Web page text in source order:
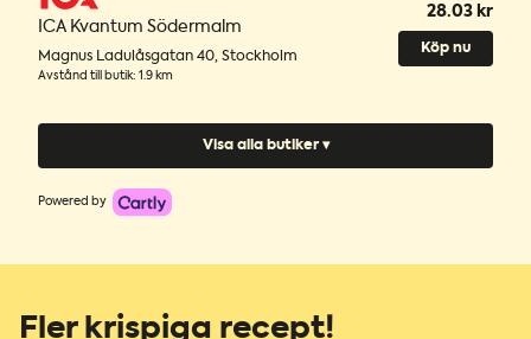
ICA Kvantum Södermalm
Magnus Ladulåsgatan 40, Stockholm
Avstånd till butik: 1.9 km
28.03 kr
Köp nu
Visa alla butiker ▾
Powered by
Fler krispiga recept!